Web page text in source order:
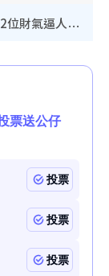
《愛回家》隱形富豪臥虎藏龍！盤點12位財氣逼人的有錢藝人：呢位靚女3億身家唔憂做